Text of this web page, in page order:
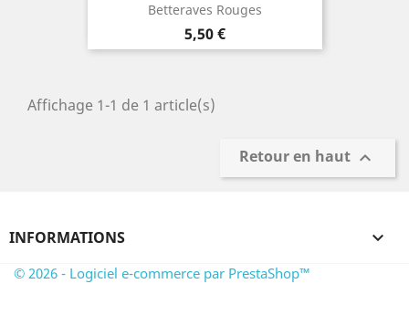
Betteraves Rouges
Prix
5,50 €
Affichage 1-1 de 1 article(s)
Retour en haut 
INFORMATIONS 
© 2026 - Logiciel e-commerce par PrestaShop™